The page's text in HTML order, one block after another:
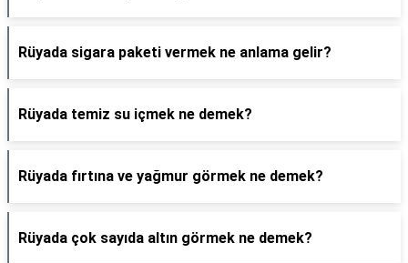
Rüyada sigara paketi vermek ne anlama gelir?
Rüyada temiz su içmek ne demek?
Rüyada fırtına ve yağmur görmek ne demek?
Rüyada çok sayıda altın görmek ne demek?